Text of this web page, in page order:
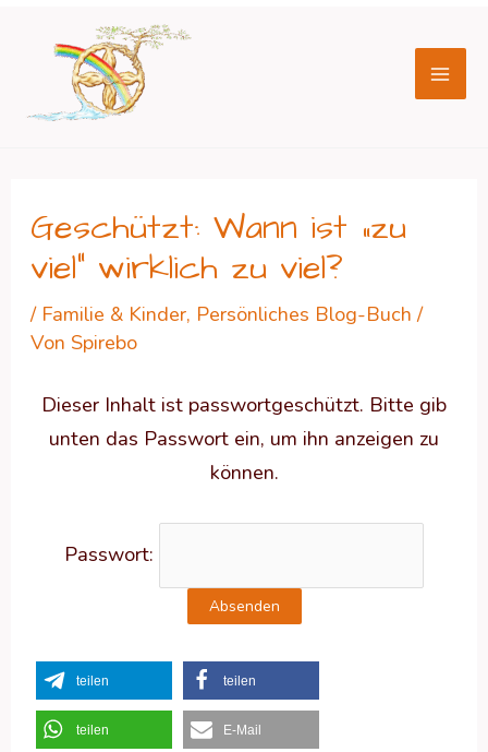
springen
Geschützt: Wann ist „zu
viel“ wirklich zu viel?
/ Familie & Kinder, Persönliches Blog-Buch /
Von Spirebo
Dieser Inhalt ist passwortgeschützt. Bitte gib
unten das Passwort ein, um ihn anzeigen zu
können.
Passwort:
teilen teilen
teilen E-Mail